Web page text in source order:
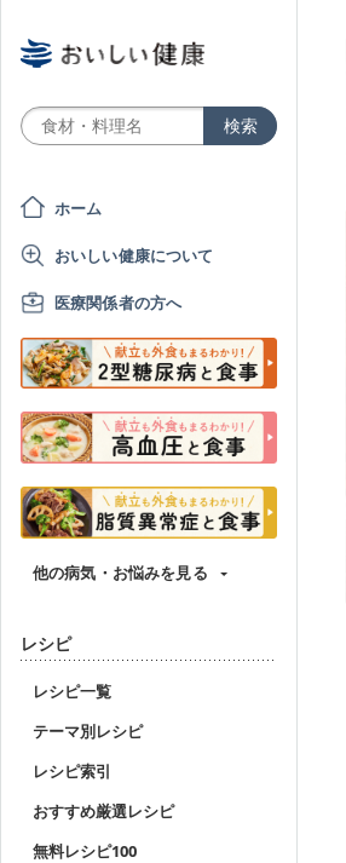
ホーム
おいしい健康について
医療関係者の方へ
他の病気・お悩みを見る
レシピ
レシピ一覧
テーマ別レシピ
レシピ索引
おすすめ厳選レシピ
無料レシピ100